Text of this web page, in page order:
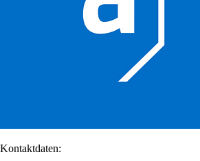
Kontaktdaten: